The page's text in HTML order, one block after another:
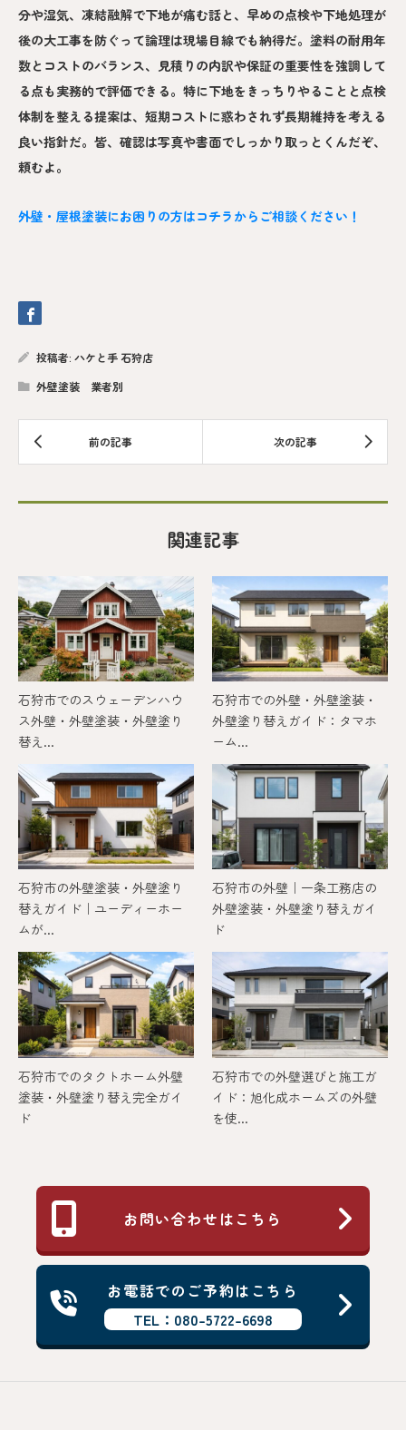
分や湿気、凍結融解で下地が痛む話と、早めの点検や下地処理が
後の大工事を防ぐって論理は現場目線でも納得だ。塗料の耐用年
数とコストのバランス、見積りの内訳や保証の重要性を強調して
る点も実務的で評価できる。特に下地をきっちりやることと点検
体制を整える提案は、短期コストに惑わされず長期維持を考える
良い指針だ。皆、確認は写真や書面でしっかり取っとくんだぞ、
頼むよ。
外壁・屋根塗装にお困りの方はコチラからご相談ください！
投稿者: ハケと手 石狩店
外壁塗装 業者別
関連記事
石狩市でのスウェーデンハウ
ス外壁・外壁塗装・外壁塗り
替え...
石狩市での外壁・外壁塗装・
外壁塗り替えガイド：タマホ
ーム...
石狩市の外壁塗装・外壁塗り
替えガイド｜ユーディーホー
ムが...
石狩市の外壁｜一条工務店の
外壁塗装・外壁塗り替えガイ
ド
石狩市でのタクトホーム外壁
塗装・外壁塗り替え完全ガイ
ド
石狩市での外壁選びと施工ガ
イド：旭化成ホームズの外壁
を使...
お問い合わせはこちら
お電話でのご予約はこちら
TEL：080-5722-6698